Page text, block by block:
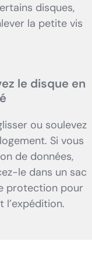
disques,
la petite vis
le disque en
ou soulevez
Si vous
de données,
le dans un sac
protection pour